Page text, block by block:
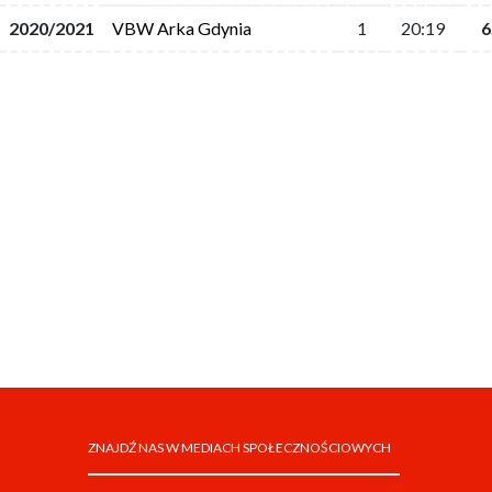
2020/2021 VBW Arka Gdynia 1 20:19
ZNAJDŹ NAS W MEDIACH SPOŁECZNOŚCIOWYCH